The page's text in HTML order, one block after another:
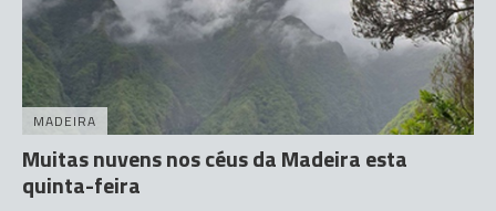
MADEIRA
Muitas nuvens nos céus da Madeira esta
quinta-feira